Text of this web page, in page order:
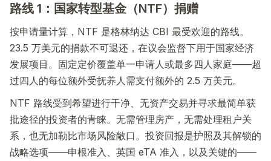
路线 1：国家转型基金（NTF）捐赠
按申请量计算，NTF 是格林纳达 CBI 最受欢迎的路线。
23.5 万美元的捐款不可退还，在议会监督下用于国家经济
发展项目。固定定价覆盖单一申请人或最多四人家庭——超
过四人的每位额外受抚养人需支付额外的 2.5 万美元。
NTF 路线受到希望进行干净、无资产交易并寻求最简单获
批途径的投资者的青睐。无需管理房产，无需处理租户关
系，也无加勒比市场风险敞口。投资回报是护照及其解锁的
战略选项——申根准入、英国 eTA 准入，以及关键的——